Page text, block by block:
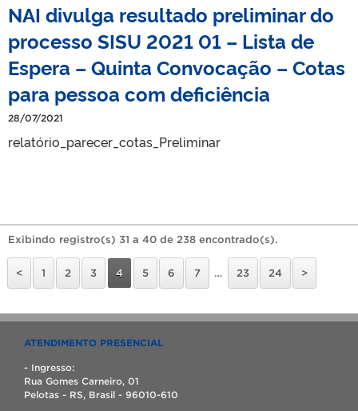
NAI divulga resultado preliminar do
processo SISU 2021 01 – Lista de
Espera – Quinta Convocação – Cotas
para pessoa com deficiência
28/07/2021
relatório_parecer_cotas_Preliminar
Exibindo registro(s) 31 a 40 de 238 encontrado(s).
< 1 2 3 4 5 6 7 … 23 24 >
ATENDIMENTO PRESENCIAL
- Ingresso:
Rua Gomes Carneiro, 01
Pelotas - RS, Brasil - 96010-610